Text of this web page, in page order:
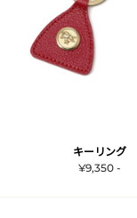
キーリング
¥9,350 -